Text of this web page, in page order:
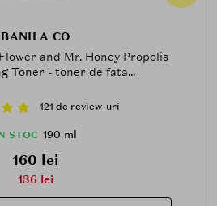
BANILA CO
and Mr. Honey Propolis
Toner - toner de fata...
121 de review-uri
STOC 190 ml
160 lei
136 lei